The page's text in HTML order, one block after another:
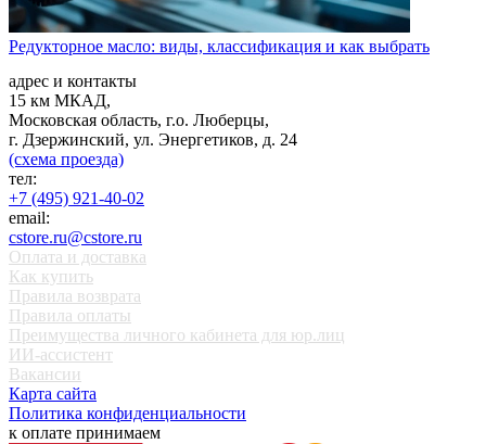
Редукторное масло: виды, классификация и как выбрать
адрес и контакты
15 км МКАД,
Московская область, г.о. Люберцы,
г. Дзержинский, ул. Энергетиков, д. 24
(схема проезда)
тел:
+7 (495) 921-40-02
email:
cstore.ru@cstore.ru
Оплата и доставка
Как купить
Правила возврата
Правила оплаты
Преимущества личного кабинета для юр.лиц
ИИ-ассистент
Вакансии
Карта сайта
Политика конфиденциальности
к оплате принимаем